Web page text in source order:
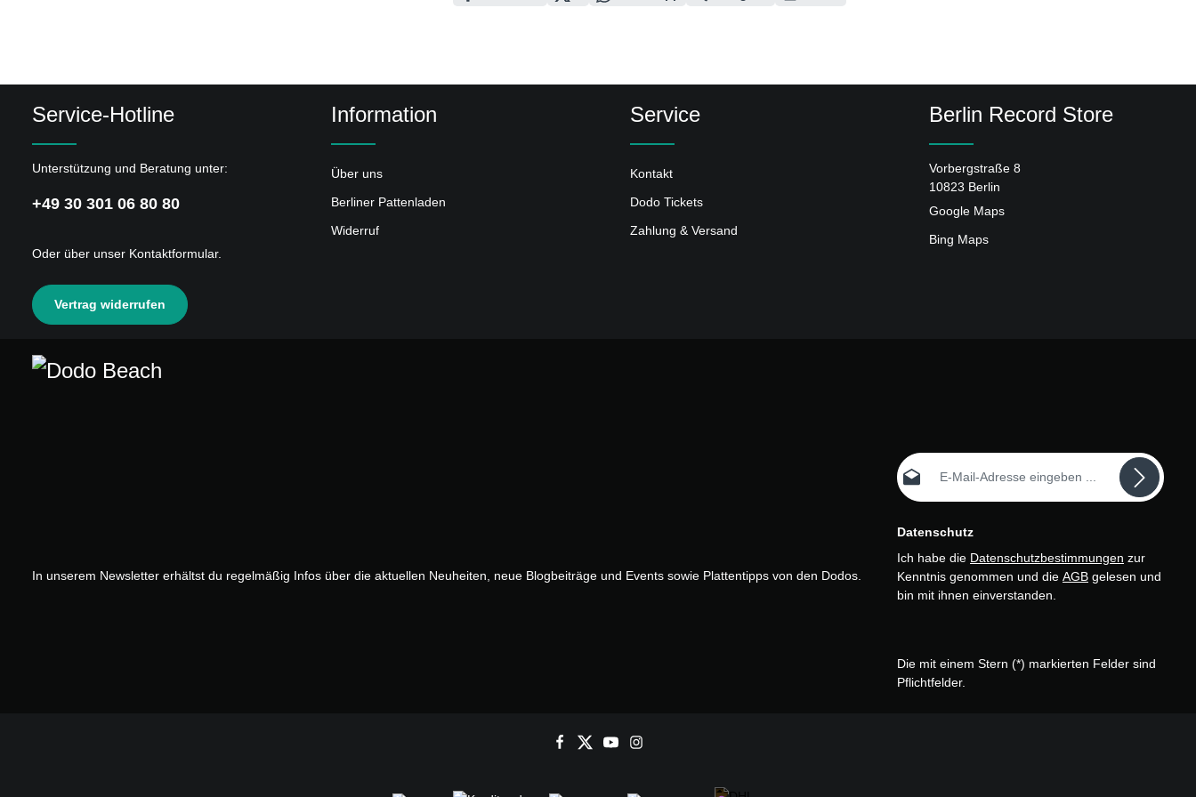
Service-Hotline
Unterstützung und Beratung unter:
+49 30 301 06 80 80
Oder über unser Kontaktformular.
Vertrag widerrufen
Information
Über uns
Berliner Pattenladen
Widerruf
Service
Kontakt
Dodo Tickets
Zahlung & Versand
Berlin Record Store
Vorbergstraße 8
10823 Berlin
Google Maps
Bing Maps
In unserem Newsletter erhältst du regelmäßig Infos über die aktuellen Neuheiten, neue Blogbeiträge und Events sowie Plattentipps von den Dodos.
E-Mail-Adresse*
Datenschutz
Ich habe die Datenschutzbestimmungen zur
Kenntnis genommen und die AGB gelesen und
bin mit ihnen einverstanden.
Die mit einem Stern (*) markierten Felder sind
Pflichtfelder.